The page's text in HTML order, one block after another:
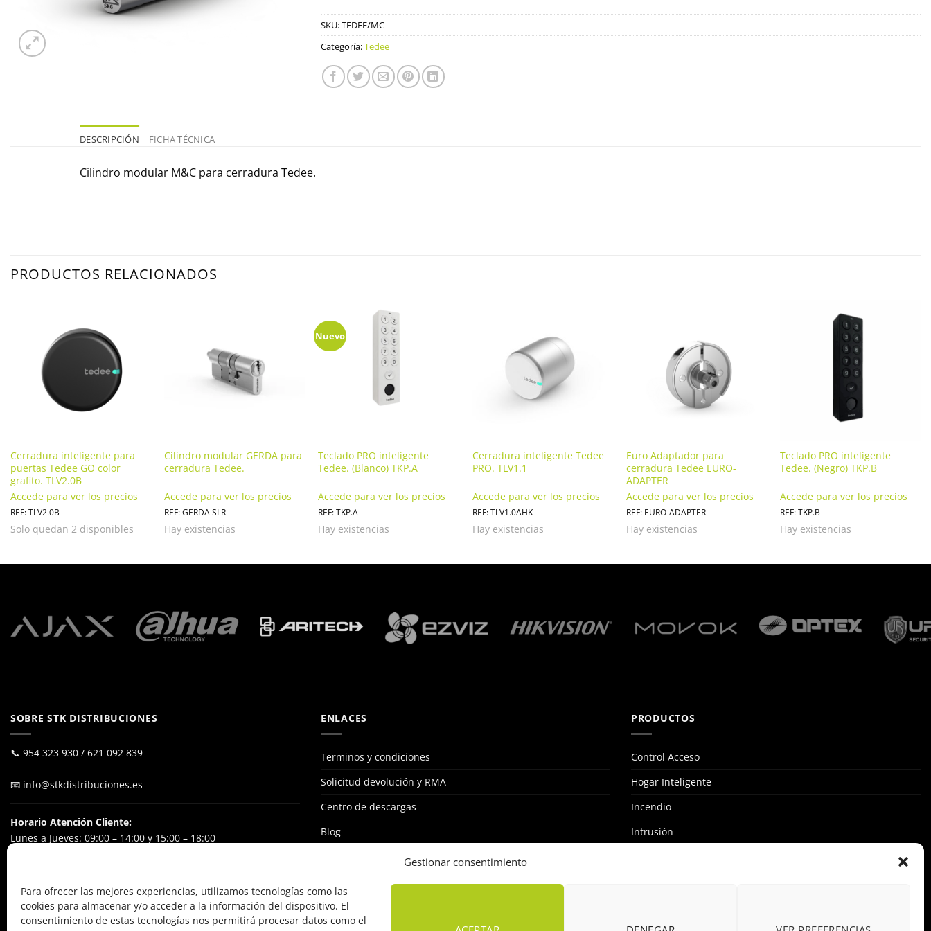
Gestionar consentimiento
Para ofrecer las mejores experiencias, utilizamos tecnologías como las
cookies para almacenar y/o acceder a la información del dispositivo. El
consentimiento de estas tecnologías nos permitirá procesar datos como el
SKU:TEDEE/MC
Categoría:Tedee
DESCRIPCIÓN FICHA TÉCNICA
Cilindro modular M&C para cerradura Tedee.
PRODUCTOS RELACIONADOS
Cerradura inteligente para
puertas Tedee GO color
grafito. TLV2.0B
Accede para ver los precios
REF: TLV2.0B
Solo quedan 2 disponibles
Cilindro modular GERDA para
cerradura Tedee.
Accede para ver los precios
REF: GERDA SLR
Hay existencias
Nuevo
Teclado PRO inteligente
Tedee. (Blanco) TKP.A
Accede para ver los precios
REF: TKP.A
Hay existencias
Cerradura inteligente Tedee
PRO. TLV1.1
Accede para ver los precios
REF: TLV1.0AHK
Hay existencias
Euro Adaptador para
cerradura Tedee EURO-
ADAPTER
Accede para ver los precios
REF: EURO-ADAPTER
Hay existencias
Teclado PRO inteligente
Tedee. (Negro) TKP.B
Accede para ver los precios
REF: TKP.B
Hay existencias
SOBRE STK DISTRIBUCIONES
📞 954 323 930 / 621 092 839
📧 info@stkdistribuciones.es
Horario Atención Cliente:
Lunes a Jueves: 09:00 – 14:00 y 15:00 – 18:00
POL. IND. El Ejido
Calle Alfareros, 24
ENLACES
Terminos y condiciones
Solicitud devolución y RMA
Centro de descargas
Blog
STKLUB: RED DE INSTALADORES
Política de cookies
PRODUCTOS
Control Acceso
Hogar Inteligente
Incendio
Intrusión